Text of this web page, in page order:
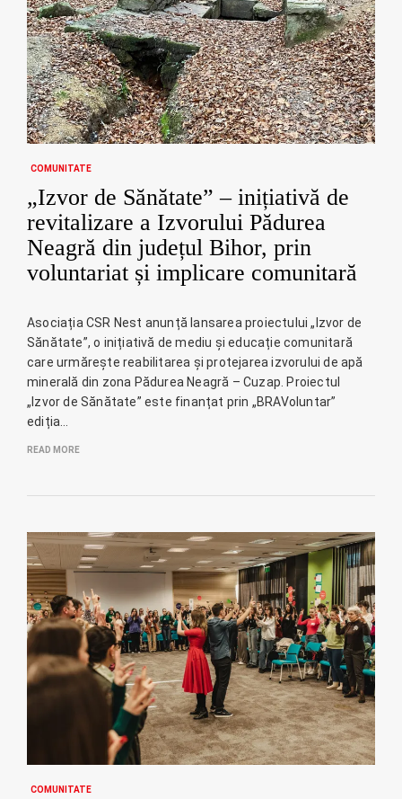
COMUNITATE
„Izvor de Sănătate” – inițiativă de
revitalizare a Izvorului Pădurea
Neagră din județul Bihor, prin
voluntariat și implicare comunitară
Asociația CSR Nest anunță lansarea proiectului „Izvor de
Sănătate”, o inițiativă de mediu și educație comunitară
care urmărește reabilitarea și protejarea izvorului de apă
minerală din zona Pădurea Neagră – Cuzap. Proiectul
„Izvor de Sănătate” este finanțat prin „BRAVoluntar”
ediția…
READ MORE
COMUNITATE